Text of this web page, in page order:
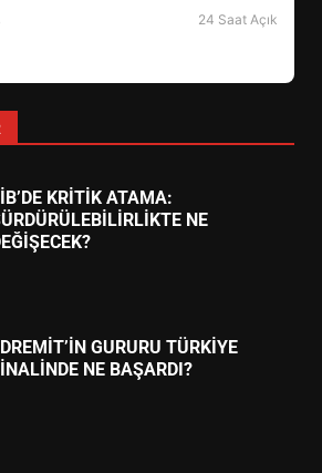
24 Saat Açık
KRİTİK ATAMA:
NE
GURURU TÜRKİYE
NE BAŞARDI?